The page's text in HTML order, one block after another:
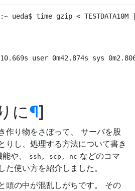
ueda$ time gzip <
user 0m42.874s sys
に¶
作り物をさぼって、 サーバを股
りし、処理する方法について書き
や、
ssh, scp, nc などのコマ
た使い方を紹介しました。
頭の中が混乱しがちです。 その